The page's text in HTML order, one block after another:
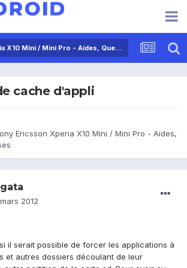
Sony Ericsson Xperia X10 Mini / Mini Pro - Aides, Questions & Réponses
cache d'appli
Ericsson Xperia X10 Mini / Mini Pro - Aides,
2012
il serait possible de forcer les applications à
et autres dossiers découlant de leur